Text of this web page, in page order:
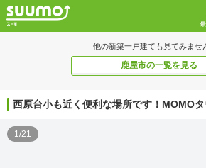
他の新築一戸建ても見てみませ
鹿屋市の一覧を見る
西原台小も近く便利な場所です！MOMO
1/21